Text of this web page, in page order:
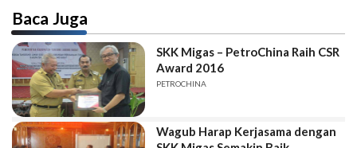
Baca Juga
SKK Migas – PetroChina Raih CSR
Award 2016
PETROCHINA
Wagub Harap Kerjasama dengan